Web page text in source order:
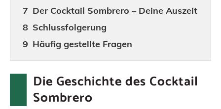
Der Cocktail Sombrero – Deine Auszeit
Schlussfolgerung
Häufig gestellte Fragen
Die Geschichte des Cocktail
Sombrero